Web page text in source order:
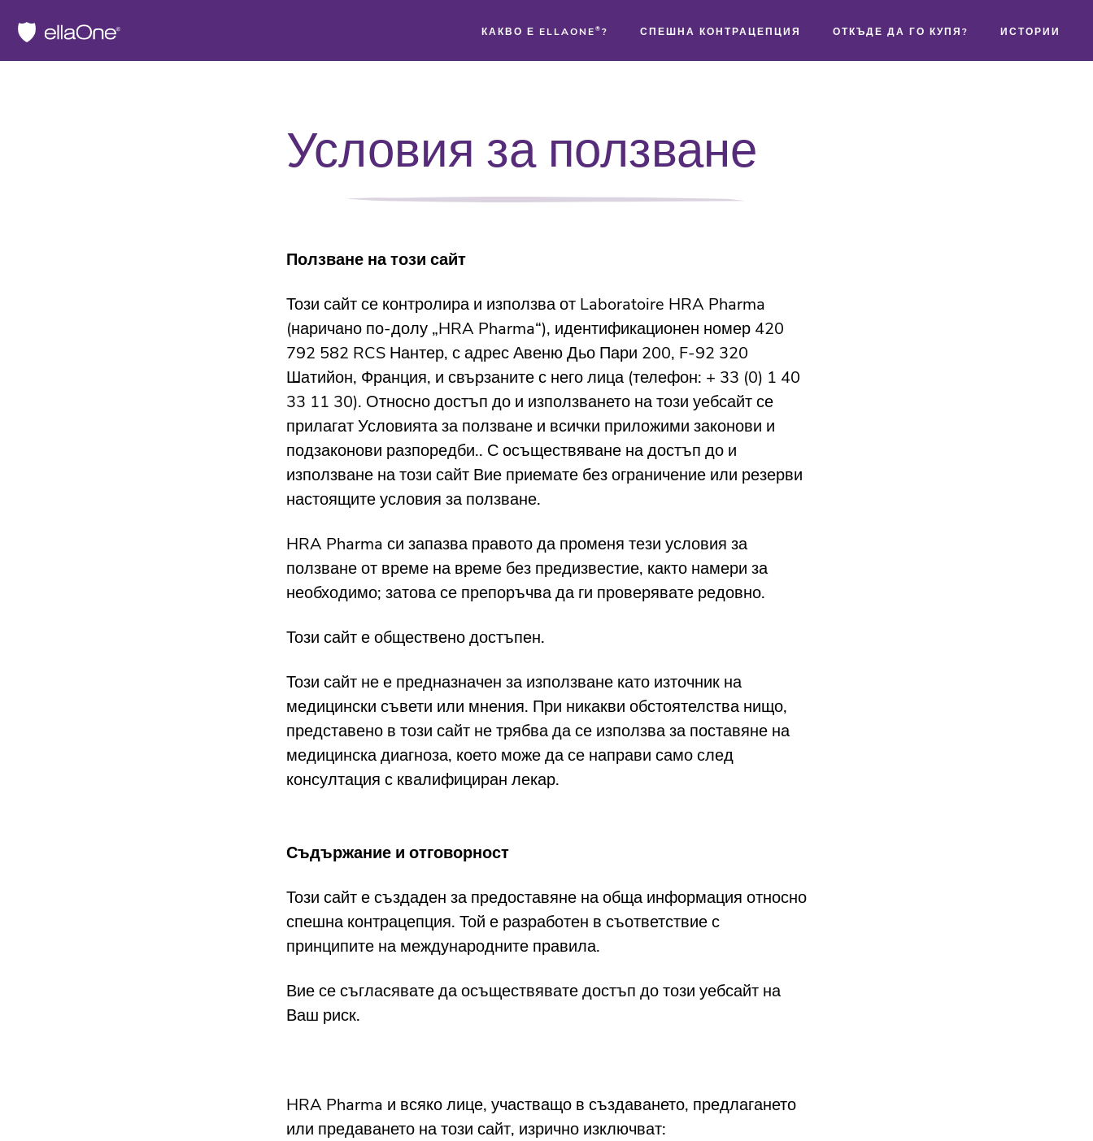
КАКВО Е ELLAONE ® ?
®
®
СПЕШНА КОНТРАЦЕПЦИЯ ОТКЪДЕ ДА ГО КУПЯ? ИСТОРИИ
Условия за ползване
Ползване на този сайт
Този сайт се контролира и използва от Laboratoire HRA Pharma
(наричано по-долу „HRA Pharma“), идентификационен номер 420
792 582 RCS Нантер, с адрес Авеню Дьо Пари 200, F-92 320
Шатийон, Франция, и свързаните с него лица (телефон: + 33 (0) 1 40
33 11 30). Относно достъп до и използването на този уебсайт се
прилагат Условията за ползване и всички приложими законови и
подзаконови разпоредби.. С осъществяване на достъп до и
използване на този сайт Вие приемате без ограничение или резерви
настоящите условия за ползване.
HRA Pharma си запазва правото да променя тези условия за
ползване от време на време без предизвестие, както намери за
необходимо; затова се препоръчва да ги проверявате редовно.
Този сайт е обществено достъпен.
Този сайт не е предназначен за използване като източник на
медицински съвети или мнения. При никакви обстоятелства нищо,
представено в този сайт не трябва да се използва за поставяне на
медицинска диагноза, което може да се направи само след
консултация с квалифициран лекар.
Съдържание и отговорност
Този сайт е създаден за предоставяне на обща информация относно
спешна контрацепция. Той е разработен в съответствие с
принципите на международните правила.
Вие се съгласявате да осъществявате достъп до този уебсайт на
Ваш риск.
HRA Pharma и всяко лице, участващо в създаването, предлагането
или предаването на този сайт, изрично изключват: